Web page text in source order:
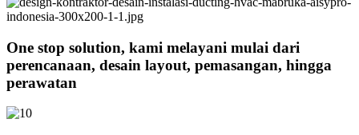
One stop solution, kami melayani mulai dari
perencanaan, desain layout, pemasangan, hingga
perawatan